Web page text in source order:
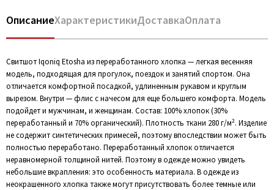
ОписаниеХарактеристикиДоставкаОплата
Свитшот Iqoniq Etosha из переработанного хлопка — легкая весенняя
модель, подходящая для прогулок, поездок и занятий спортом. Она
отличается комфортной посадкой, удлиненным рукавом и круглым
вырезом. Внутри — флис с начесом для еще большего комфорта. Модель
подойдет и мужчинам, и женщинам. Состав: 100% хлопок (30%
переработанный и 70% органический). Плотность ткани 280 г/м². Изделие
не содержит синтетических примесей, поэтому впоследствии может быть
полностью переработано. Переработанный хлопок отличается
неравномерной толщиной нитей. Поэтому в одежде можно увидеть
небольшие вкрапления: это особенность материала. В одежде из
неокрашенного хлопка также могут присутствовать более темные или